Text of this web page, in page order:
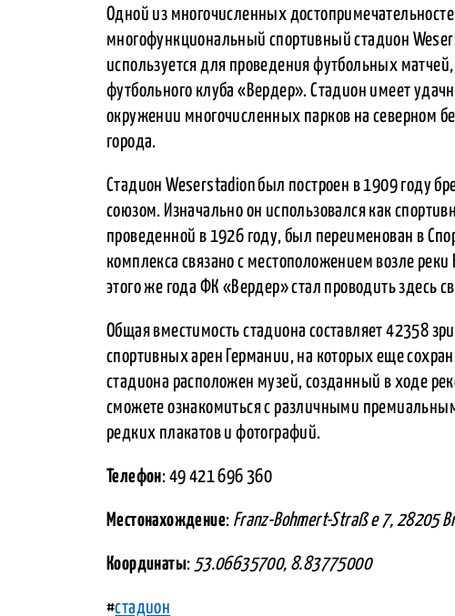
Одной из многочисленных
многофункциональный спортивный стадион
используется для проведения футбольных
футбольного клуба «Вердер». Стадион имеет
окружении многочисленных парков на северном
города.
Стадион Weserstadion был построен в 1909 году
союзом. Изначально он использовался как
проведенной в 1926 году, был переименован в
комплекса связано с местоположением возле
этого же года ФК «Вердер» стал проводить здесь
Общая вместимость стадиона составляет 42358
спортивных арен Германии, на которых еще
стадиона расположен музей, созданный в ходе
сможете ознакомиться с различными
редких плакатов и фотографий.
Телефон: 49 421 696 360
Местонахождение: Franz-Bohmert-Straß e 7, 28205
Координаты: 53.06635700, 8.83775000
#стадион